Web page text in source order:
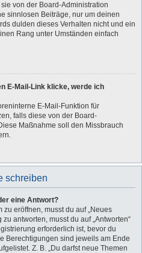
von der Board-Administration
sinnlosen Beiträge, nur um deinen
dulden dieses Verhalten nicht und ein
Rang unter Umständen einfach
E-Mail-Link klicke, werde ich
E-Mail-Funktion für
falls diese von der Board-
Maßnahme soll den Missbrauch
schreiben
eine Antwort?
eröffnen, musst du auf „Neues
antworten, musst du auf „Antworten“
erforderlich ist, bevor du
Berechtigungen sind jeweils am Ende
Z. B. „Du darfst neue Themen